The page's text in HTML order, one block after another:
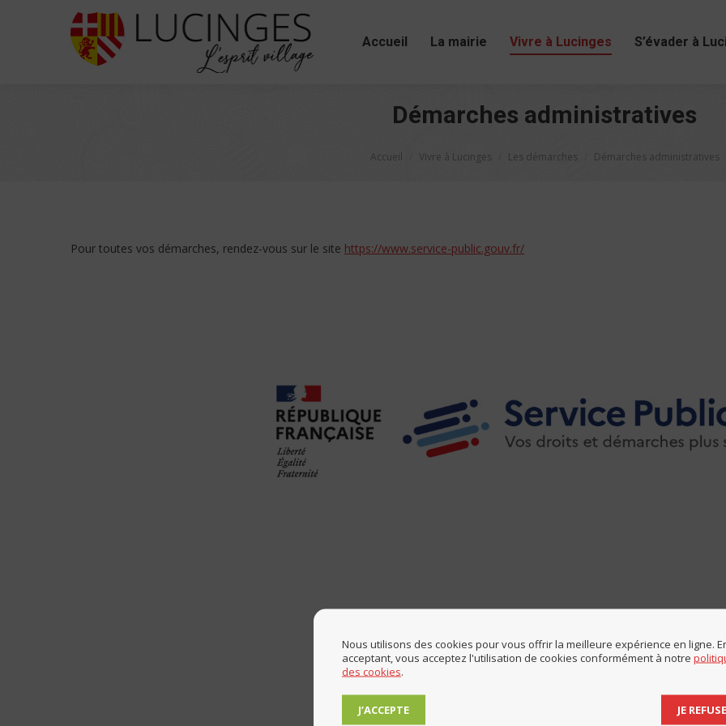
Accueil La mairie Vivre à Lucinges S’évader à
Démarches administratives
Accueil Vivre à Lucinges Les démarches Démarches administratives
Pour toutes vos démarches, rendez-vous sur le site https://www.service-public.gouv.fr/
Nous utilisons des cookies pour vous offrir la meilleure expérience en ligne.
acceptant, vous acceptez l'utilisation de cookies conformément à notre
des cookies.
J’ACCEPTE JE REFUSE